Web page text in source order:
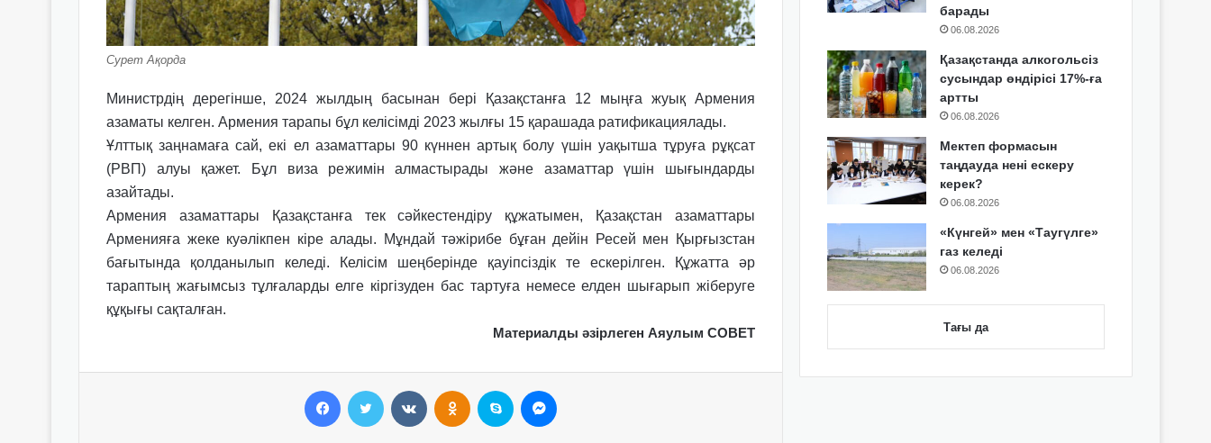
Сурет Ақорда
Министрдің дерегінше, 2024 жылдың басынан бері Қазақстанға 12 мыңға жуық Армения
азаматы келген. Армения тарапы бұл келісімді 2023 жылғы 15 қарашада ратификациялады.
Ұлттық заңнамаға сай, екі ел азаматтары 90 күннен артық болу үшін уақытша тұруға рұқсат
(РВП) алуы қажет. Бұл виза режимін алмастырады және азаматтар үшін шығындарды
азайтады.
Армения азаматтары Қазақстанға тек сәйкестендіру құжатымен,
Қазақстан азаматтары
Арменияға жеке куәлікпен кіре алады.
Мұндай тәжірибе бұған дейін Ресей мен Қырғызстан
бағытында қолданылып келеді.
Келісім шеңберінде қауіпсіздік те ескерілген.
Құжатта әр
тараптың жағымсыз тұлғаларды елге кіргізуден бас тартуға немесе елден шығарып жіберуге
құқығы сақталған.
Материалды әзірлеген Аяулым СОВЕТ
барады
06.08.2026
Қазақстанда алкогольсіз
сусындар өндірісі 17%-ға
артты
06.08.2026
Мектеп формасын
таңдауда нені ескеру
керек?
06.08.2026
«Күнгей» мен «Таугүлге»
газ келеді
06.08.2026
Тағы да